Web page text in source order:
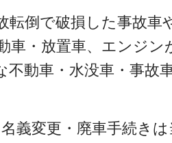
転倒で破損した事故車
車・放置車、エンジン
不動車・水没車・事故
義変更・廃車手続き